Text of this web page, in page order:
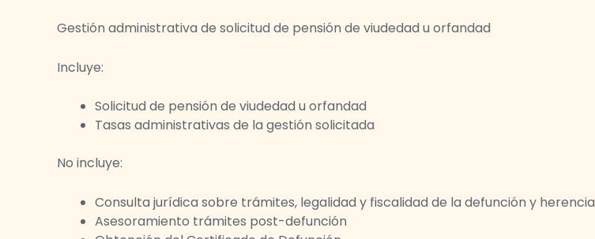
Gestión administrativa de solicitud de pensión de viudedad u orfandad
Incluye:
Solicitud de pensión de viudedad u orfandad
Tasas administrativas de la gestión solicitada
No incluye:
Consulta jurídica sobre trámites, legalidad y fiscalidad de la defunción y herencia
Asesoramiento trámites post-defunción